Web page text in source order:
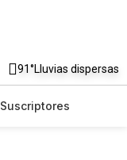
91°Lluvias dispersas
Suscriptores